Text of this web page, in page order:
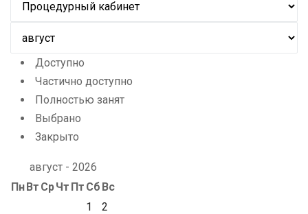
Доступно
Частично доступно
Полностью занят
Выбрано
Закрыто
август - 2026
ПнВт СрЧт Пт Сб Вс
1
2